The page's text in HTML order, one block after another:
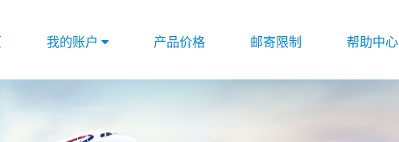
我的账户 产品价格 邮寄限制 帮助中心